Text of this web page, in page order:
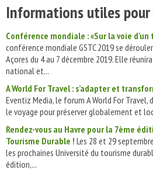
Informations utiles pour
Conférence mondiale : «Sur la voie
conférence mondiale GSTC 2019 se
Açores du 4 au 7 décembre 2019. Elle
national et...
A World For Travel : s’adapter et
Eventiz Media, le forum A World For
le voyage pour préserver globalement et
Rendez-vous au Havre pour la 7ème
Tourisme Durable ! Les 28 et 29
les prochaines Université du tourisme
édition,...